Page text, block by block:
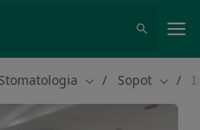
Stomatologia Zmień miasto
Sopot